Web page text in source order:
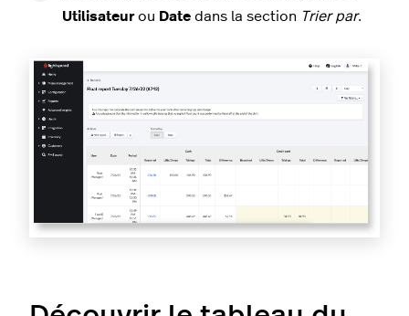
Utilisateurou Date dans la section Trier par.